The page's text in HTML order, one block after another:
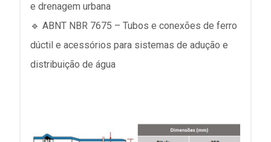
e drenagem urbana
🔹 ABNT NBR 7675 – Tubos e conexões de ferro
dúctil e acessórios para sistemas de adução e
distribuição de água